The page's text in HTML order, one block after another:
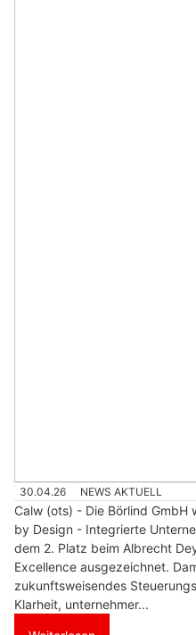
30.04.26 NEWS AKTUELL
Calw (ots) - Die Börlind
by Design - Integrierte
dem 2. Platz beim Albrecht
Excellence ausgezeichnet.
zukunftsweisendes
Klarheit, unternehmer...